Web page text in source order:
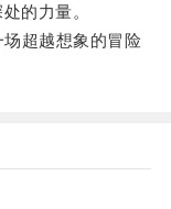
的力量。
超越想象的冒险